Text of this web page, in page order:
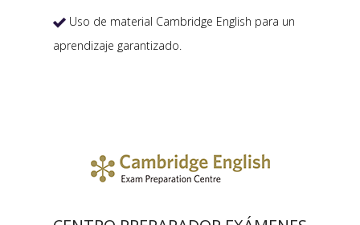
 Uso de material Cambridge English para un
aprendizaje garantizado.